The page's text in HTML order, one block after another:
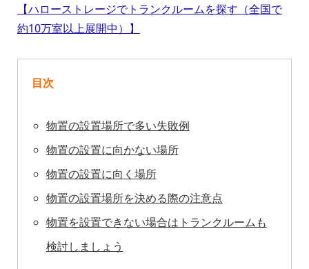
【ハローストレージでトランクルームを探す（全国で
約10万室以上展開中）】
目次
物置の設置場所で多い失敗例
物置の設置に向かない場所
物置の設置に向く場所
物置の設置場所を決める際の注意点
物置を設置できない場合はトランクルームも
検討しましょう